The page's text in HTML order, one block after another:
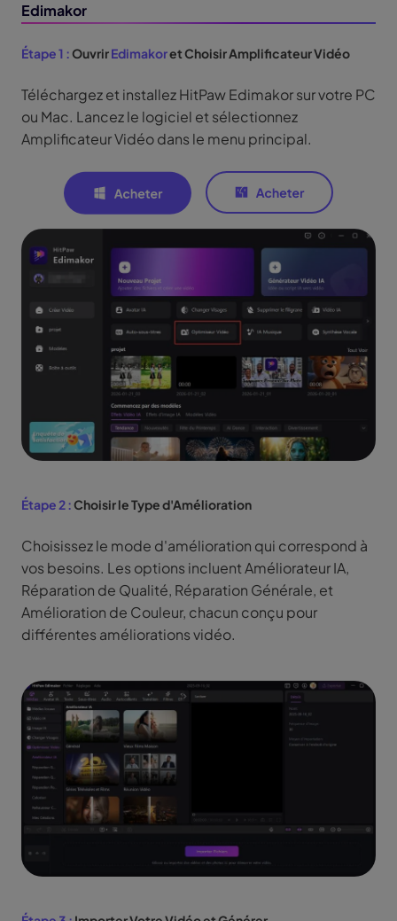
Edimakor
Étape 1 :OuvrirEdimakoret Choisir Amplificateur Vidéo
Téléchargez et installez HitPaw Edimakor sur votre PC
ou Mac. Lancez le logiciel et sélectionnez
Amplificateur Vidéo dans le menu principal.
Étape 2 :Choisir le Type d'Amélioration
Choisissez le mode d'amélioration qui correspond à
vos besoins. Les options incluent Améliorateur IA,
Réparation de Qualité, Réparation Générale, et
Amélioration de Couleur, chacun conçu pour
différentes améliorations vidéo.